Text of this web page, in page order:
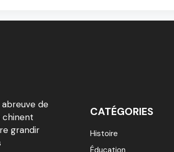
de
chinent
grandir
CATÉGORIES
Histoire
Éducation